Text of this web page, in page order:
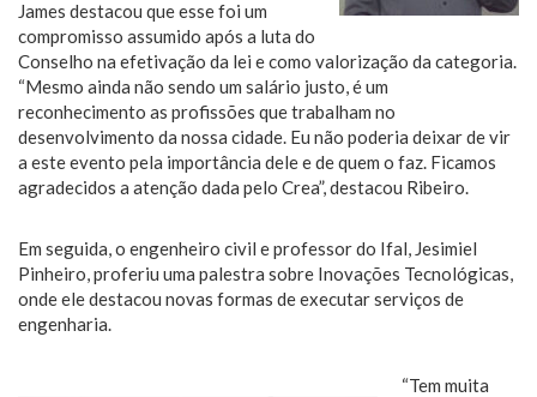
James destacou que esse foi um
compromisso assumido após a luta do
Conselho na efetivação da lei e como valorização da categoria.
“Mesmo ainda não sendo um salário justo, é um
reconhecimento as profissões que trabalham no
desenvolvimento da nossa cidade. Eu não poderia deixar de vir
a este evento pela importância dele e de quem o faz. Ficamos
agradecidos a atenção dada pelo Crea”, destacou Ribeiro.
Em seguida, o engenheiro civil e professor do Ifal, Jesimiel
Pinheiro, proferiu uma palestra sobre Inovações Tecnológicas,
onde ele destacou novas formas de executar serviços de
engenharia.
“Tem muita